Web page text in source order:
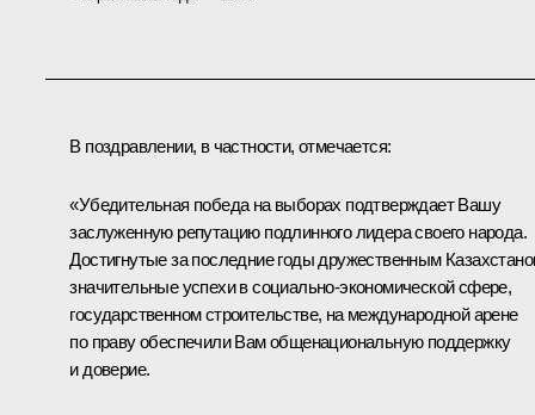
В поздравлении, в частности, отмечается:
«Убедительная победа на выборах подтверждает Вашу
заслуженную репутацию подлинного лидера своего народа.
Достигнутые за последние годы дружественным
значительные успехи в социально-экономической сфере,
государственном строительстве, на международной арене
по праву обеспечили Вам общенациональную поддержку
и доверие.